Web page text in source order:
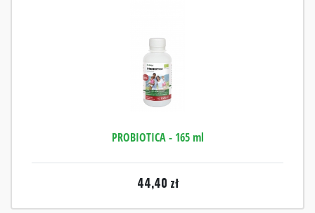
PROBIOTICA - 165 ml
44,40 zł